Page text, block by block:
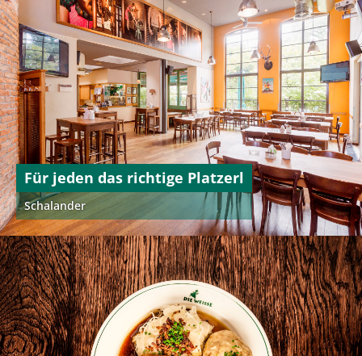
Für jeden das richtige Platzerl
Schalander